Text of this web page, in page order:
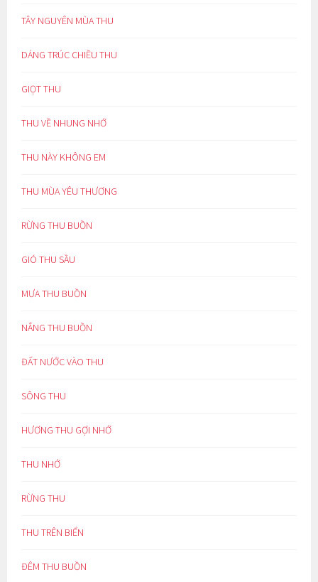
TÂY NGUYÊN MÙA THU
DÁNG TRÚC CHIỀU THU
GIỌT THU
THU VỀ NHUNG NHỚ
THU NÀY KHÔNG EM
THU MÙA YÊU THƯƠNG
RỪNG THU BUỒN
GIÓ THU SẦU
MƯA THU BUỒN
NẮNG THU BUỒN
ĐẤT NƯỚC VÀO THU
SÔNG THU
HƯƠNG THU GỢI NHỚ
THU NHỚ
RỪNG THU
THU TRÊN BIỂN
ĐÊM THU BUỒN